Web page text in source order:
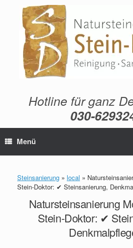
springen
Hotline für ganz
030-
Menü
Steinsanierung » local »
Stein-Doktor: ✔ Steinsanierung,
Natursteinsanierung
Stein-Doktor: ✔